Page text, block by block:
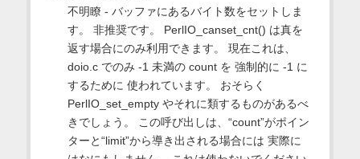
不明瞭 - バッファにあるバイト数をセットしま
す。 非推奨です。 PerlIO_canset_cnt() は真を
返す場合にのみ利用できます。 現在これは、
doio.c でのみ -1 未満の count を 強制的に -1 に
するために 使われています。 おそらく
PerlIO_set_empty やそれに類するものがあるべ
きでしょう。 この呼び出しは、“count”がポイン
ターと“limit”から導き出される場合には 実際に